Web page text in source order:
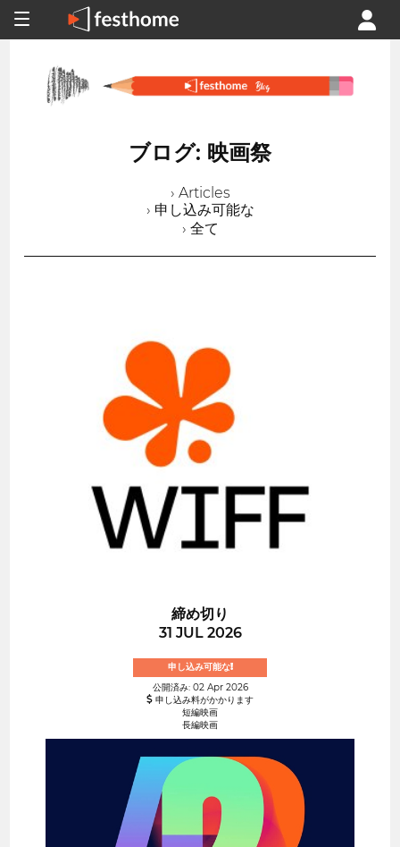
ブログ: 映画祭
› Articles
› 申し込み可能な
› 全て
締め切り
31 JUL 2026
申し込み可能な!
公開済み: 02 Apr 2026
申し込み料がかかります
短編映画
長編映画